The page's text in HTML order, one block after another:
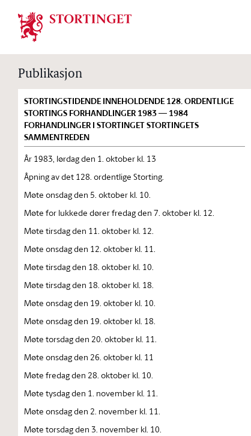
Stortinget.no
Publikasjon
STORTINGSTIDENDE INNEHOLDENDE 128. ORDENTLIGE
STORTINGS FORHANDLINGER 1983 — 1984
FORHANDLINGER I STORTINGET STORTINGETS
SAMMENTREDEN
År 1983, lørdag den 1. oktober kl. 13
Åpning av det 128. ordentlige Storting.
Møte onsdag den 5. oktober kl. 10.
Møte for lukkede dører fredag den 7. oktober kl. 12.
Møte tirsdag den 11. oktober kl. 12.
Møte onsdag den 12. oktober kl. 11.
Møte tirsdag den 18. oktober kl. 10.
Møte tirsdag den 18. oktober kl. 18.
Møte onsdag den 19. oktober kl. 10.
Møte onsdag den 19. oktober kl. 18.
Møte torsdag den 20. oktober kl. 11.
Møte onsdag den 26. oktober kl. 11
Møte fredag den 28. oktober kl. 10.
Møte tysdag den 1. november kl. 11.
Møte onsdag den 2. november kl. 11.
Møte torsdag den 3. november kl. 10.